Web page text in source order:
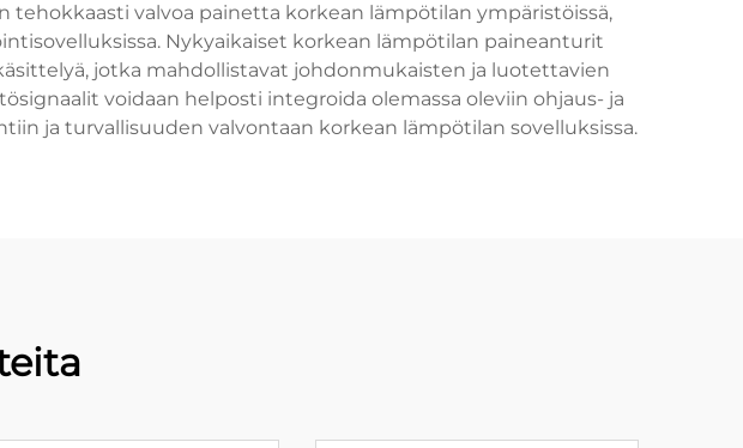
valvoa painetta korkean lämpötilan ympäristöissä,
Nykyaikaiset korkean lämpötilan paineanturit
jotka mahdollistavat johdonmukaisten ja luotettavien
voidaan helposti integroida olemassa oleviin ohjaus- ja
ja turvallisuuden valvontaan korkean lämpötilan sovelluksissa.